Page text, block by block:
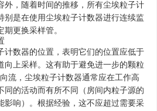
外，随着时间的推移，所有尘埃粒子计
别是在使用尘埃粒子计数器进行连续监
更换采样管。
计数器的位置，表明它们的位置应低于
向上采样。这有助于避免进一步的颗粒
流，尘埃粒子计数器通常应在工作高
同的活动而有所不同（房间内粒子源的
影响）。根据经验，这不应超过需要采